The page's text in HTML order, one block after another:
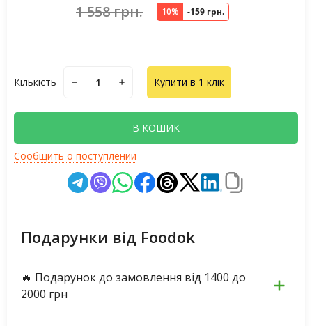
1 558 грн. 10% -159 грн.
Кількість Купити в 1 клік
В КОШИК
Сообщить о поступлении
Подарунки від Foodok
🔥 Подарунок до замовлення від 1400 до
2000 грн